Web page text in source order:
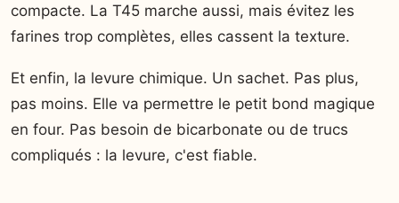
compacte. La T45 marche aussi, mais évitez les
farines trop complètes, elles cassent la texture.
Et enfin, la levure chimique. Un sachet. Pas plus,
pas moins. Elle va permettre le petit bond magique
en four. Pas besoin de bicarbonate ou de trucs
compliqués : la levure, c'est fiable.